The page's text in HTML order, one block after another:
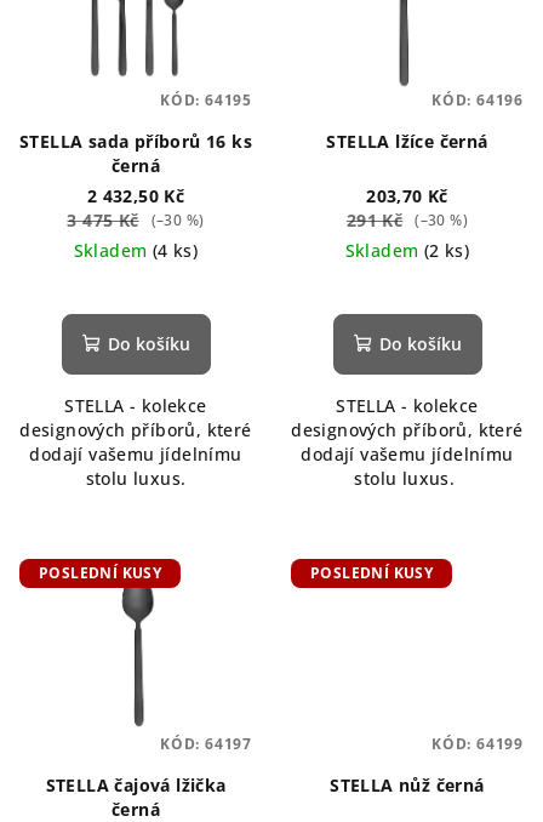
STELLA sada příborů 16 ks
černá
2 432,50 Kč
3 475 Kč
(–30 %)
Skladem (4 ks)
Do košíku
STELLA - kolekce
designových příborů, které
dodají vašemu jídelnímu
stolu luxus.
KÓD: 64195
STELLA lžíce černá
203,70 Kč
291 Kč (–30 %)
Skladem (2 ks)
Do košíku
STELLA - kolekce
designových příborů, které
dodají vašemu jídelnímu
stolu luxus.
KÓD: 64196
POSLEDNÍ KUSY
STELLA čajová lžička
černá
KÓD: 64197
POSLEDNÍ KUSY
STELLA nůž černá
KÓD: 64199